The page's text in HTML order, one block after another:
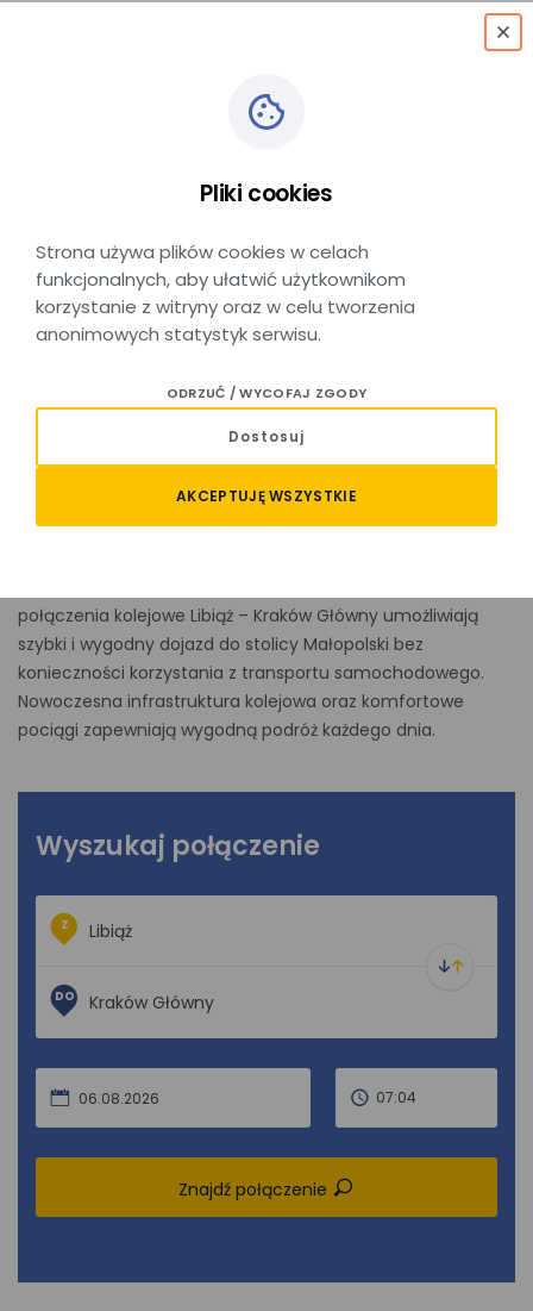
→Kraków Główny
Relacja Libiąż – Kraków Główny –
sprawdź połączenia i kup bilet
Planujesz podróż pociągiem na trasie Libiąż – Kraków
Główny? Sprawdź aktualne połączenia i wybierz wygodny
przejazd obsługiwany przez Koleje Małopolskie. Trasa
połączenia kolejowe Libiąż – Kraków Główny umożliwiają
szybki i wygodny dojazd do stolicy Małopolski bez
konieczności korzystania z transportu samochodowego.
Nowoczesna infrastruktura kolejowa oraz komfortowe
pociągi zapewniają wygodną podróż każdego dnia.
Wyszukaj połączenie
Z
DO
06.08.2026 07:04
Znajdź połączenie
Pliki cookies
Strona używa plików cookies w celach
funkcjonalnych, aby ułatwić użytkownikom
korzystanie z witryny oraz w celu tworzenia
anonimowych statystyk serwisu.
ODRZUĆ / WYCOFAJ ZGODY
Dostosuj
AKCEPTUJĘ WSZYSTKIE